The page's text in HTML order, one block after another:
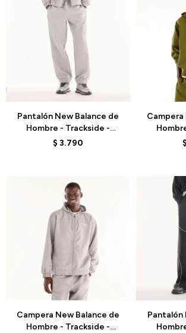
Pantalón New Balance de
Hombre - Trackside -
MB62A8LTYST - GREY
$ 3.790
Campera
$
Campera New Balance de
Hombre - Trackside -
Pantalón